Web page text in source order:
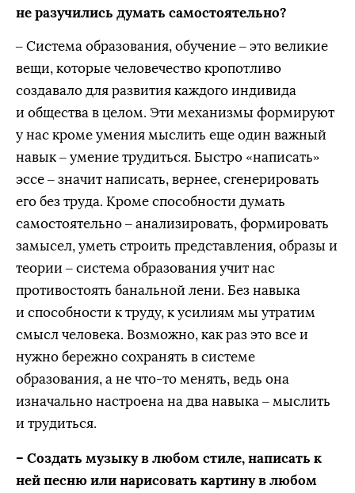
не разучились думать самостоятельно?
– Система образования, обучение – это великие
вещи, которые человечество кропотливо
создавало для развития каждого индивида
и общества в целом. Эти механизмы формируют
у нас кроме умения мыслить еще один важный
навык – умение трудиться. Быстро «написать»
эссе – значит написать, вернее, сгенерировать
его без труда. Кроме способности думать
самостоятельно – анализировать, формировать
замысел, уметь строить представления, образы и
теории – система образования учит нас
противостоять банальной лени. Без навыка
и способности к труду, к усилиям мы утратим
смысл человека. Возможно, как раз это все и
нужно бережно сохранять в системе
образования, а не что-то менять, ведь она
изначально настроена на два навыка – мыслить
и трудиться.
– Создать музыку в любом стиле, написать к
ней песню или нарисовать картину в любом